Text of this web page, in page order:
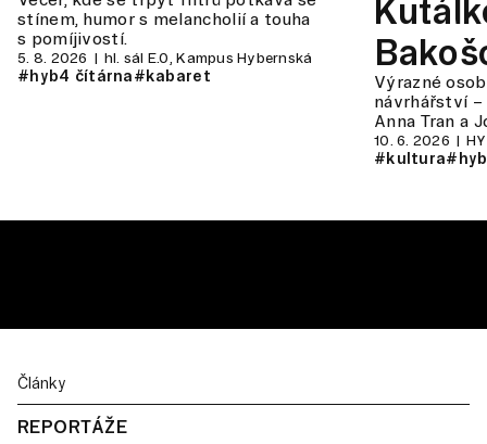
stínem, humor s melancholií a touha
s pomíjivostí.
5. 8. 2026 hl. sál E.0, Kampus Hybernská
#hyb4 čítárna#kabaret
Výrazné
návrhářství –
Anna Tran a
10. 6. 2026
#kultura
Články
REPORTÁŽE